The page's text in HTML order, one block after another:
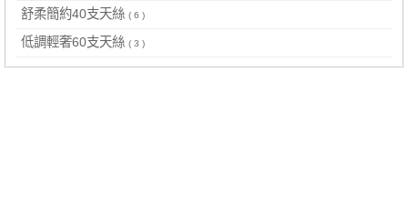
舒柔簡約40支天絲 ( 6 )
低調輕奢60支天絲 ( 3 )